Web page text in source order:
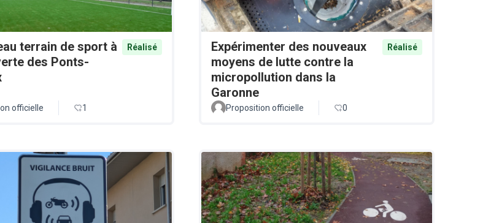
terrain de sport à
des Ponts-
Réalisé
officielle 1
Expérimenter des nouveaux
moyens de lutte contre la
micropollution dans la
Garonne
Réalisé
Proposition officielle 0